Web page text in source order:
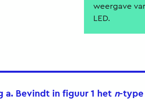
weergave
LED.
a.Bevindt in figuur 1 het n-type